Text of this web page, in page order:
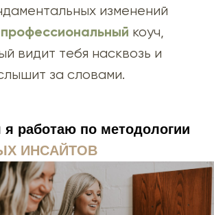
изменений
коуч,
видит тебя насквозь и
за словами.
я работаю по методологии
ИНСАЙТОВ